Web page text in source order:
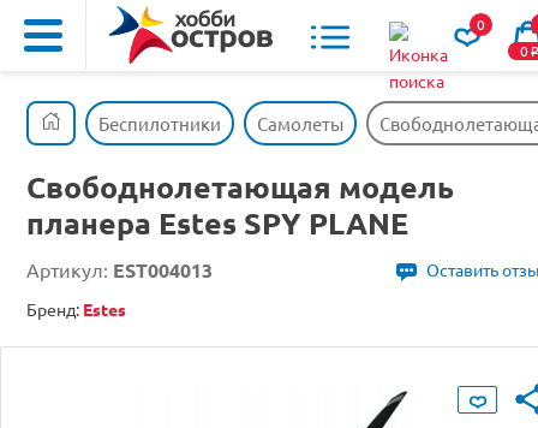
0
0o
Беспилотники Самолеты
Свободнолетающая модель
планера Estes SPY PLANE
Артикул: EST004013
Оставить
Бренд: Estes